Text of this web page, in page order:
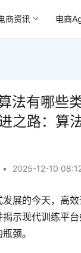
商资讯 电商
法有哪些
之路：算
• 2025-12-10
展的今天，高
示现代训练平
颈。